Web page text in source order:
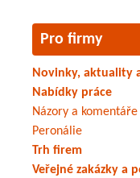
Pro firmy
Novinky, aktuality
Nabídky práce
Názory a komentáře
Peronálie
Trh firem
Veřejné zakázky a